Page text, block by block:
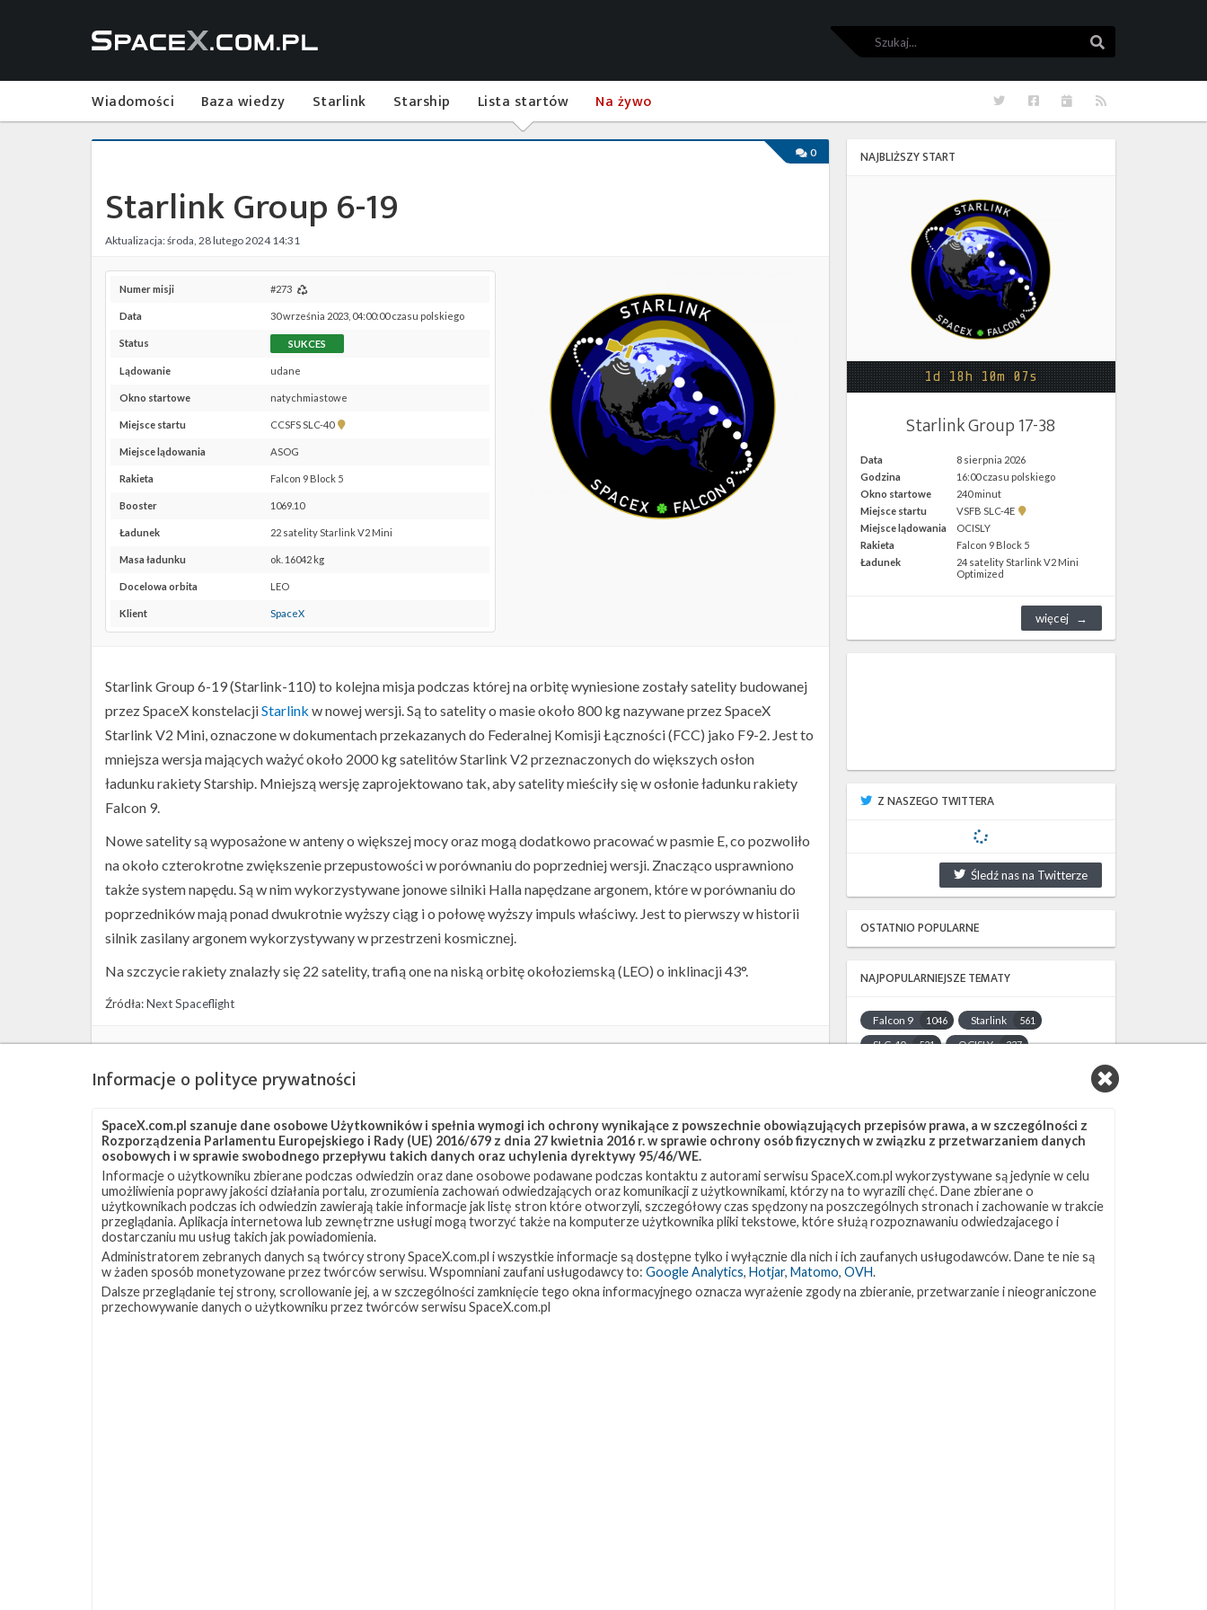
Szukaj
Wiadomości Baza wiedzy Starlink Starship Lista startów Na żywo RSS
Kalendarze
Facebook
Twitter
0
Starlink Group 6-19
Aktualizacja: środa, 28 lutego 2024 14:31
Numer misji #273
Data 30 września 2023, 04:00:00 czasu polskiego
Status SUKCES
Lądowanie udane
Okno startowe natychmiastowe
Miejsce startu CCSFS SLC-40
Pokaż
Maps
Miejsce lądowania ASOG
Rakieta Falcon 9 Block 5
Booster 1069.10
Ładunek 22 satelity Starlink V2 Mini
Masa ładunku ok. 16042 kg
Docelowa orbita LEO
Klient SpaceX
Starlink Group 6-19 (Starlink-110) to kolejna misja podczas której na orbitę wyniesione zostały satelity budowanej
przez SpaceX konstelacjiStarlink w nowej wersji. Są to satelity o masie około 800 kg nazywane przez SpaceX
Starlink V2 Mini, oznaczone w dokumentach przekazanych do Federalnej Komisji Łączności (FCC) jako F9-2. Jest to
mniejsza wersja mających ważyć około 2000 kg satelitów Starlink V2 przeznaczonych do większych osłon
ładunku rakiety Starship. Mniejszą wersję zaprojektowano tak, aby satelity mieściły się w osłonie ładunku rakiety
Falcon 9.
Nowe satelity są wyposażone w anteny o większej mocy oraz mogą dodatkowo pracować w pasmie E, co pozwoliło
na około czterokrotne zwiększenie przepustowości w porównaniu do poprzedniej wersji. Znacząco usprawniono
także system napędu. Są w nim wykorzystywane jonowe silniki Halla napędzane argonem, które w porównaniu do
poprzedników mają ponad dwukrotnie wyższy ciąg i o połowę wyższy impuls właściwy. Jest to pierwszy w historii
silnik zasilany argonem wykorzystywany w przestrzeni kosmicznej.
Na szczycie rakiety znalazły się 22 satelity, trafią one na niską orbitę okołoziemską (LEO) o inklinacji 43°.
Źródła:Next Spaceflight
ASOG Falcon 9 SLC-40 Starlink
NAJBLIŻSZY START
1d 18h 10m 07s
Starlink Group 17-38
Data
8 sierpnia 2026
Godzina
16:00 czasu polskiego
Okno startowe
240 minut
Miejsce startu
VSFB SLC-4E
Pokaż
SLC-
4E w
Google
Miejsce lądowania
OCISLY
Rakieta
Falcon 9 Block 5
Ładunek
24 satelity Starlink V2 Mini
Optimized
więcej
Z NASZEGO TWITTERA
Śledź nas na Twitterze
OSTATNIO POPULARNE
NAJPOPULARNIEJSZE TEMATY
Falcon 9 1046 Starlink 561
SLC-40 521 OCISLY 337
Dragon 2 145 Osłony ładunku 125
Loty załogowe 95 ISS 93
Kosmogadka
Informacje o polityce prywatności
SpaceX.com.pl szanuje dane osobowe Użytkowników i spełnia wymogi ich ochrony wynikające z powszechnie obowiązujących przepisów prawa, a w szczególności z
Rozporządzenia Parlamentu Europejskiego i Rady (UE) 2016/679 z dnia 27 kwietnia 2016 r. w sprawie ochrony osób fizycznych w związku z przetwarzaniem danych
osobowych i w sprawie swobodnego przepływu takich danych oraz uchylenia dyrektywy 95/46/WE.
Informacje o użytkowniku zbierane podczas odwiedzin oraz dane osobowe podawane podczas kontaktu z autorami serwisu SpaceX.com.pl wykorzystywane są jedynie w celu
umożliwienia poprawy jakości działania portalu, zrozumienia zachowań odwiedzających oraz komunikacji z użytkownikami, którzy na to wyrazili chęć. Dane zbierane o
użytkownikach podczas ich odwiedzin zawierają takie informacje jak listę stron które otworzyli, szczegółowy czas spędzony na poszczególnych stronach i zachowanie w trakcie
przeglądania. Aplikacja internetowa lub zewnętrzne usługi mogą tworzyć także na komputerze użytkownika pliki tekstowe, które służą rozpoznawaniu odwiedzajacego i
dostarczaniu mu usług takich jak powiadomienia.
Administratorem zebranych danych są twórcy strony SpaceX.com.pl i wszystkie informacje są dostępne tylko i wyłącznie dla nich i ich zaufanych usługodawców. Dane te nie są
w żaden sposób monetyzowane przez twórców serwisu. Wspomniani zaufani usługodawcy to: Google Analytics, Hotjar, Matomo, OVH.
Dalsze przeglądanie tej strony, scrollowanie jej, a w szczególności zamknięcie tego okna informacyjnego oznacza wyrażenie zgody na zbieranie, przetwarzanie i nieograniczone
przechowywanie danych o użytkowniku przez twórców serwisu SpaceX.com.pl